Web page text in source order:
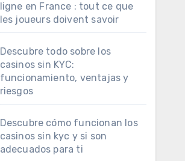
ligne en France : tout ce que
les joueurs doivent savoir
Descubre todo sobre los
casinos sin KYC:
funcionamiento, ventajas y
riesgos
Descubre cómo funcionan los
casinos sin kyc y si son
adecuados para ti